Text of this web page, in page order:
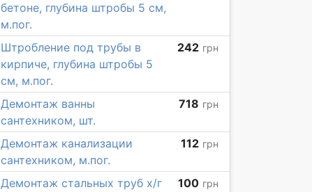
бетоне, глубина штробы 5 см,
м.пог.
Штробление под трубы в
кирпиче, глубина штробы 5
см, м.пог.
242 грн
Демонтаж ванны
сантехником, шт.
718 грн
Демонтаж канализации
сантехником, м.пог.
112 грн
Демонтаж стальных труб х/г
100 грн